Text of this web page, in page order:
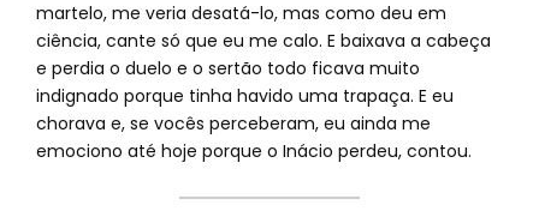
martelo, me veria desatá-lo, mas como deu em
ciência, cante só que eu me calo. E baixava a cabeça
e perdia o duelo e o sertão todo ficava muito
indignado porque tinha havido uma trapaça. E eu
chorava e, se vocês perceberam, eu ainda me
emociono até hoje porque o Inácio perdeu, contou.